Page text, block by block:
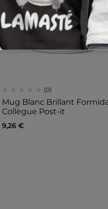
(0)
Mug Blanc Brillant
Collègue Post-it
9,26 €